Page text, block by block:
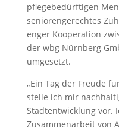
pflegebedürftigen
seniorengerechtes
enger Kooperation
der wbg Nürnberg
umgesetzt.
„Ein Tag der Freude
stelle ich mir
Stadtentwicklung vor.
Zusammenarbeit von